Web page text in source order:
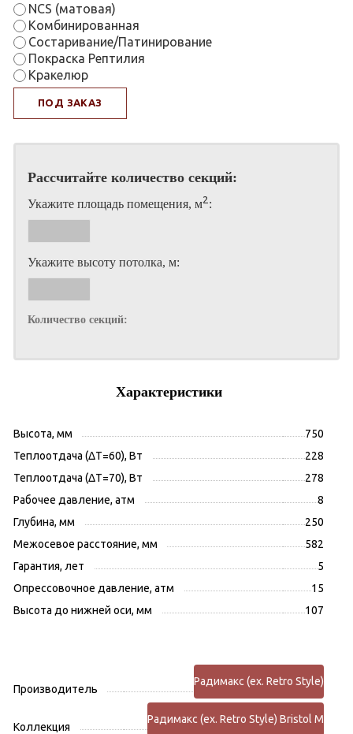
NCS (матовая)
Комбинированная
Состаривание/Патинирование
Покраска Рептилия
Кракелюр
ПОД ЗАКАЗ
Рассчитайте количество секций:
Укажите площадь помещения, м2 :
Укажите высоту потолка, м:
Количество секций:
Характеристики
Высота, мм
750
Теплоотдача (ΔT=60), Вт
228
Теплоотдача (ΔT=70), Вт
278
Рабочее давление, атм
8
Глубина, мм
250
Межосевое расстояние, мм
582
Гарантия, лет
5
Опрессовочное давление, атм
15
Высота до нижней оси, мм
107
Производитель
Радимакс (ex. Retro Style)
Коллекция
Радимакс (ex. Retro Style) Bristol M